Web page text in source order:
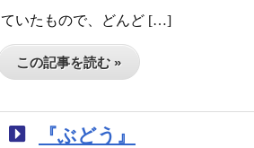
ていたもので、どんど […]
この記事を読む »
『ぶどう』